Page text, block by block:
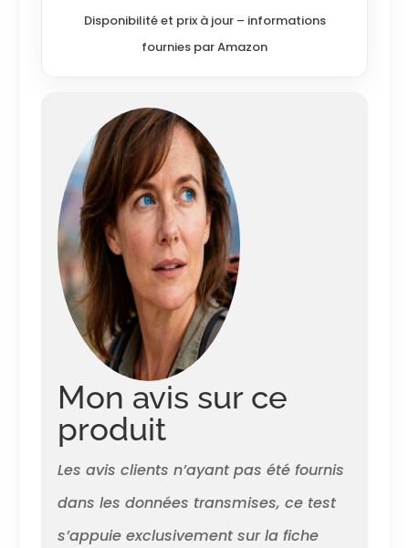
Disponibilité et prix à jour – informations
fournies par Amazon
Mon avis sur ce
produit
Les avis clients n’ayant pas été fournis
dans les données transmises, ce test
s’appuie exclusivement sur la fiche